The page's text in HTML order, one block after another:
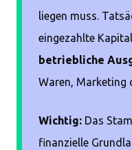
liegen muss.
eingezahlte
betriebliche
Waren, Marketing
Wichtig: Das
finanzielle